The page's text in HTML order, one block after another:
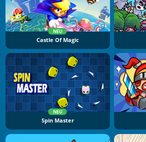
NEU
Castle Of Magic
NEU
Spin Master